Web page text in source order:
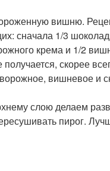
вишню.
сначала 1/3
крема и 1/2
скорее
вишневое и
слою делаем
пирог.